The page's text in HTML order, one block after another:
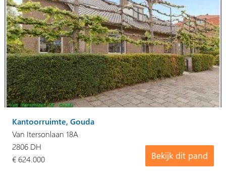
Kantoorruimte, Gouda
Van Itersonlaan 18A
Bekijk dit pand
2806 DH
€ 624.000